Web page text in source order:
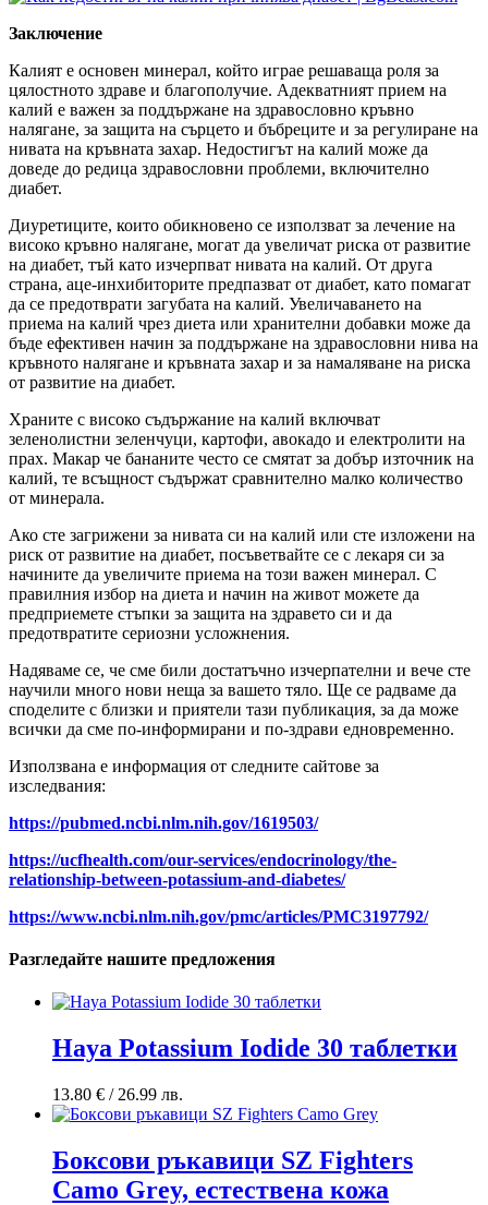
Заключение
Калият е основен минерал, който играе решаваща роля за
цялостното здраве и благополучие. Адекватният прием на
калий е важен за поддържане на здравословно кръвно
налягане, за защита на сърцето и бъбреците и за регулиране на
нивата на кръвната захар. Недостигът на калий може да
доведе до редица здравословни проблеми, включително
диабет.
Диуретиците, които обикновено се използват за лечение на
високо кръвно налягане, могат да увеличат риска от развитие
на диабет, тъй като изчерпват нивата на калий. От друга
страна, аце-инхибиторите предпазват от диабет, като помагат
да се предотврати загубата на кaлий. Увеличаването на
приема на калий чрез диета или хранителни добавки може да
бъде ефективен начин за поддържане на здравословни нива на
кръвното налягане и кръвната захар и за намаляване на риска
от развитие на диабет.
Храните с високо съдържание на калий включват
зеленолистни зеленчуци, картофи, авокадо и електролити на
прах. Макар че бананите често се смятат за добър източник на
кaлий, те всъщност съдържат сравнително малко количество
от минерала.
Ако сте загрижени за нивата си на калий или сте изложени на
риск от развитие на диабет, посъветвайте се с лекаря си за
начините да увеличите приема на този важен минерал. С
правилния избор на диета и начин на живот можете да
предприемете стъпки за защита на здравето си и да
предотвратите сериозни усложнения.
Надяваме се, че сме били достатъчно изчерпателни и вече сте
научили много нови неща за вашето тяло. Ще се радваме да
споделите с близки и приятели тази публикация, за да може
всички да сме по-информирани и по-здрави едновременно.
Използвана е информация от следните сайтове за
изследвания:
https://pubmed.ncbi.nlm.nih.gov/1619503/
https://ucfhealth.com/our-services/endocrinology/the-
relationship-between-potassium-and-diabetes/
https://www.ncbi.nlm.nih.gov/pmc/articles/PMC3197792/
Разгледайте нашите предложения
Haya Potassium Iodide 30 таблетки
13.80 € / 26.99 лв.
Боксови ръкавици SZ Fighters
Camo Grey, естествена кожa